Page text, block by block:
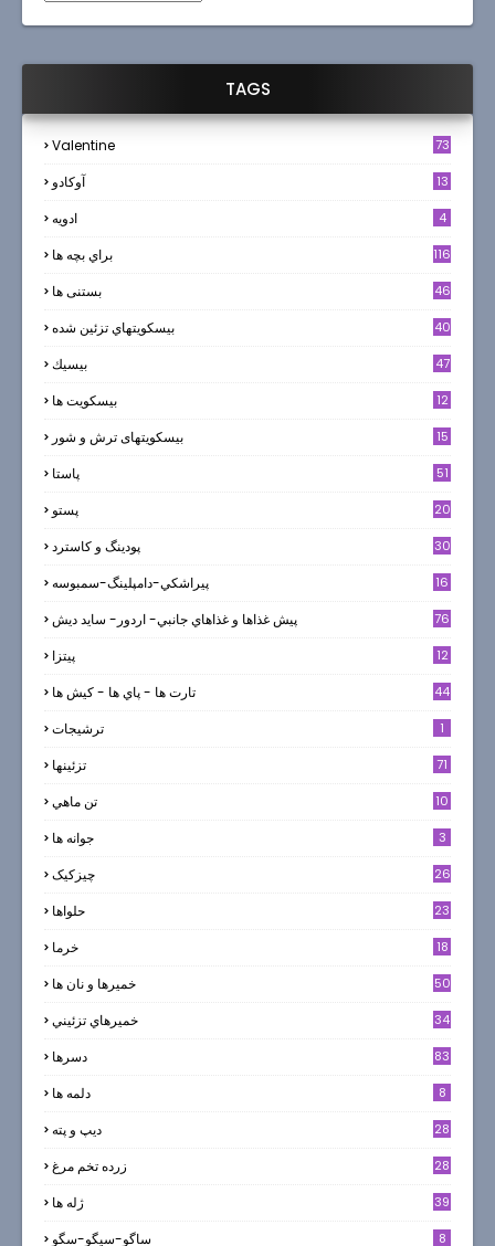
TAGS
Valentine 73
آوکادو 13
ادويه 4
براي بچه ها 116
بستنی ها 46
بيسكويتهاي تزئين شده 40
بيسيك 47
بیسکویت ها
12
بیسکویتهای ترش و شور 15
پاستا 51
پستو 20
پودینگ و کاسترد 30
پيراشكي-دامپلينگ-سمبوسه 16
پيش غذاها و غذاهاي جانبي- اردور- سايد ديش 76
پیتزا 12
تارت ها - پاي ها - كيش ها 44
ترشيجات 1
تزئینها 71
تن ماهي 10
جوانه ها 3
چیزکیک 26
حلواها 23
خرما 18
خميرها و نان ها 50
خميرهاي تزئيني 34
دسرها 83
دلمه ها 8
ديپ و پته 28
زرده تخم مرغ 28
ژله ها 39
ساگو-سیگو-سگو 8